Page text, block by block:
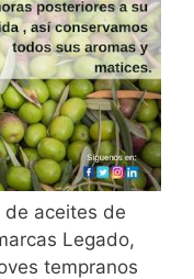
de aceites de
Legado,
tempranos